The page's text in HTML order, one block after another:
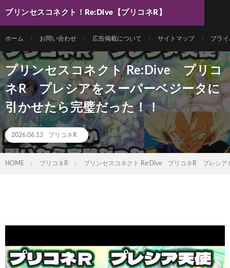
プリンセスコネクト！Re:Dive【プリコネR】
ホーム お問い合わせ 広告掲載について サイトマップ プラ
プリンセスコネクト Re:Dive プリコ
ネR プレシアをスーパーベジータに
引かせたら完璧だった！！
2026.06.13 プリコネR
HOME プリコネR プリンセスコネクト Re:Dive プリコネR プレシア